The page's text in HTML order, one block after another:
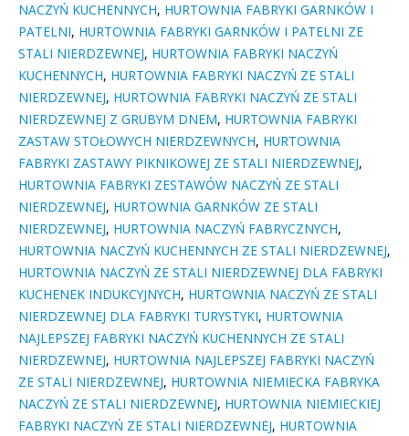
NACZYŃ KUCHENNYCH, HURTOWNIA FABRYKI GARNKÓW I
PATELNI, HURTOWNIA FABRYKI GARNKÓW I PATELNI ZE
STALI NIERDZEWNEJ, HURTOWNIA FABRYKI NACZYŃ
KUCHENNYCH, HURTOWNIA FABRYKI NACZYŃ ZE STALI
NIERDZEWNEJ, HURTOWNIA FABRYKI NACZYŃ ZE STALI
NIERDZEWNEJ Z GRUBYM DNEM, HURTOWNIA FABRYKI
ZASTAW STOŁOWYCH NIERDZEWNYCH, HURTOWNIA
FABRYKI ZASTAWY PIKNIKOWEJ ZE STALI NIERDZEWNEJ,
HURTOWNIA FABRYKI ZESTAWÓW NACZYŃ ZE STALI
NIERDZEWNEJ, HURTOWNIA GARNKÓW ZE STALI
NIERDZEWNEJ, HURTOWNIA NACZYŃ FABRYCZNYCH,
HURTOWNIA NACZYŃ KUCHENNYCH ZE STALI NIERDZEWNEJ,
HURTOWNIA NACZYŃ ZE STALI NIERDZEWNEJ DLA FABRYKI
KUCHENEK INDUKCYJNYCH, HURTOWNIA NACZYŃ ZE STALI
NIERDZEWNEJ DLA FABRYKI TURYSTYKI, HURTOWNIA
NAJLEPSZEJ FABRYKI NACZYŃ KUCHENNYCH ZE STALI
NIERDZEWNEJ, HURTOWNIA NAJLEPSZEJ FABRYKI NACZYŃ
ZE STALI NIERDZEWNEJ, HURTOWNIA NIEMIECKA FABRYKA
NACZYŃ ZE STALI NIERDZEWNEJ, HURTOWNIA NIEMIECKIEJ
FABRYKI NACZYŃ ZE STALI NIERDZEWNEJ, HURTOWNIA